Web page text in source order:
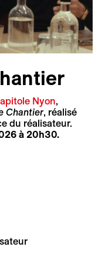
Nyon,
Chantier, réalisé
du réalisateur.
à 20h30.